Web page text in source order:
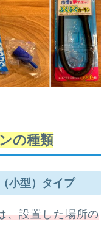
の種類
小型）タイプ
、設置した場所の